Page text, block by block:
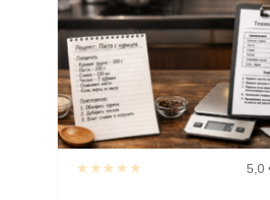
★★★★★ 5,0